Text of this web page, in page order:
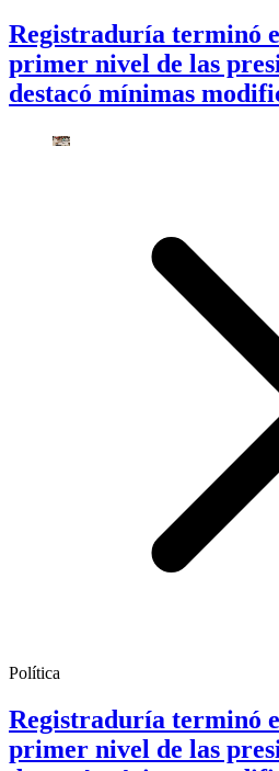
Registraduría terminó
primer nivel de las
destacó mínimas
Política
Registraduría terminó
primer nivel de las